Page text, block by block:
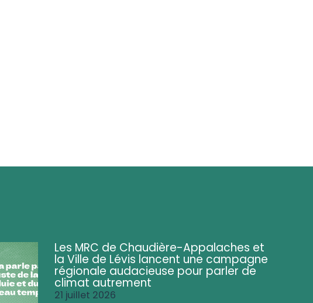
Les MRC de Chaudière-Appalaches et
la Ville de Lévis lancent une campagne
régionale audacieuse pour parler de
climat autrement
21 juillet 2026